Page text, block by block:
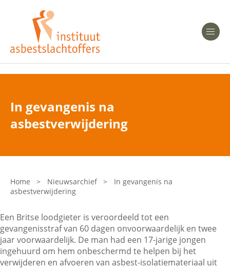
Heeft u Mesothelioom?
Heeft u Asbestose?
Bent u arts?
Asbest en Gezondheid
Laatste nieuws
Onze organisatie
Veelgestelde vragen
In gevangenis na
asbestverwijdering
Home > Nieuwsarchief >
In gevangenis na
asbestverwijdering
Een Britse loodgieter is veroordeeld tot een
gevangenisstraf van 60 dagen onvoorwaardelijk en twee
jaar voorwaardelijk. De man had een 17-jarige jongen
ingehuurd om hem onbeschermd te helpen bij het
verwijderen en afvoeren van asbest-isolatiemateriaal uit